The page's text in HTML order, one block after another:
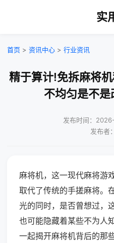
实
首页 > 资讯中心 > 行业资讯
精于算计!免拆麻将
不均匀是不
发布时间：
发布者
麻将机，这一现代麻将游
取代了传统的手搓麻将。
光的同时，是否曾想过，
也可能隐藏着某些不为人
一起揭开麻将机背后的那